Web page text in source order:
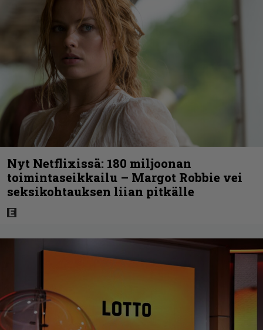
Nyt Netflixissä: 180 miljoonan
toimintaseikkailu – Margot Robbie vei
seksikohtauksen liian pitkälle